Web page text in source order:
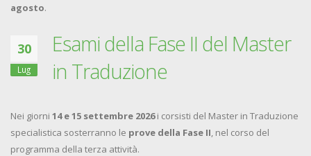
agosto.
30
Lug
Esami della Fase II del Master
in Traduzione
Nei giorni 14 e 15 settembre 2026i corsisti del Master in Traduzione
specialistica sosterranno le prove della Fase II, nel corso del
programma della terza attività.